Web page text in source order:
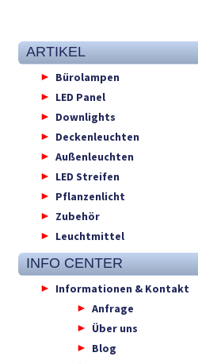
ARTIKEL
Bürolampen
LED Panel
Downlights
Deckenleuchten
Außenleuchten
LED Streifen
Pflanzenlicht
Zubehör
Leuchtmittel
INFO CENTER
Informationen & Kontakt
Anfrage
Über uns
Blog